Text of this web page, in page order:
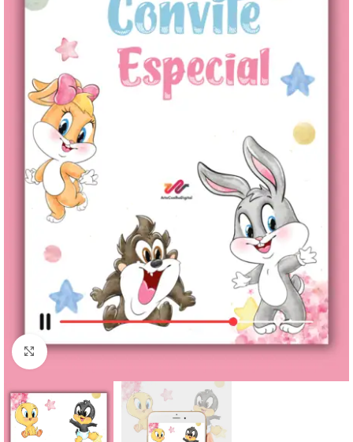
Clique para ampliar